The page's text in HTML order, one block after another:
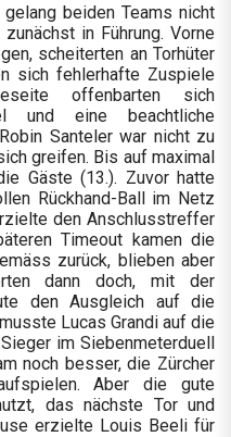
beiden Teams nicht
in Führung. Vorne
scheiterten an Torhüter
sich fehlerhafte Zuspiele
offenbarten sich
und eine beachtliche
Santeler war nicht zu
greifen. Bis auf maximal
Gäste (13.). Zuvor hatte
Rückhand-Ball im Netz
den Anschlusstreffer
Timeout kamen die
zurück, blieben aber
dann doch, mit der
den Ausgleich auf die
Lucas Grandi auf die
im Siebenmeterduell
noch besser, die Zürcher
Aber die gute
das nächste Tor und
erzielte Louis Beeli für